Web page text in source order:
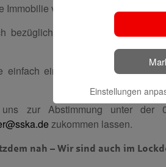
Immobilie verkaufen, vermieten
bezüglich Ihres geplanten
einfach einen Termin zur
uns zur Abstimmung unter
zukommen lassen.
nah – Wir sind auch im
Einstellungen